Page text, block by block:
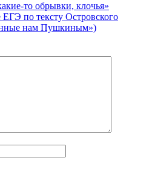
то обрывки, клочья»
по тексту Островского
нам Пушкиным»)